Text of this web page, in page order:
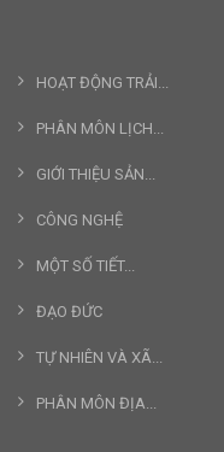
HOẠT ĐỘNG TRẢI...
PHÂN MÔN LỊCH...
GIỚI THIỆU SẢN...
CÔNG NGHỆ
MỘT SỐ TIẾT...
ĐẠO ĐỨC
TỰ NHIÊN VÀ XÃ...
PHÂN MÔN ĐỊA...